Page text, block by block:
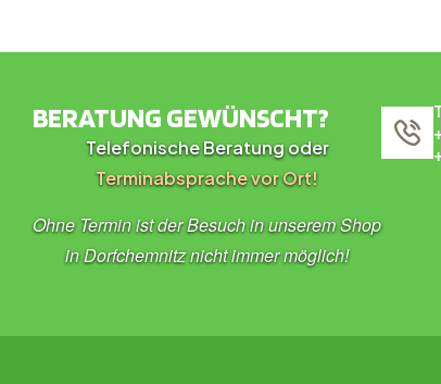
BERATUNG GEWÜNSCHT?
Telefonische Beratung oder
Terminabsprache vor Ort!
Ohne Termin ist der Besuch in unserem Shop
in Dorfchemnitz nicht immer möglich!